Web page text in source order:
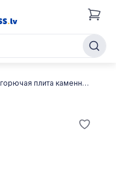
Paroc ROS 30 Негорючая плита каменной ваты для теплоизоляции крыши